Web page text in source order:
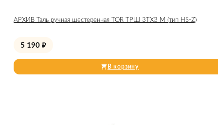
АРХИВ Таль ручная шестеренная TOR ТРШ 3ТХ3 М (тип HS-Z)
5 190 ₽
В корзину